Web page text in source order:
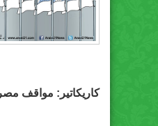
كاريكاتير: مواقف